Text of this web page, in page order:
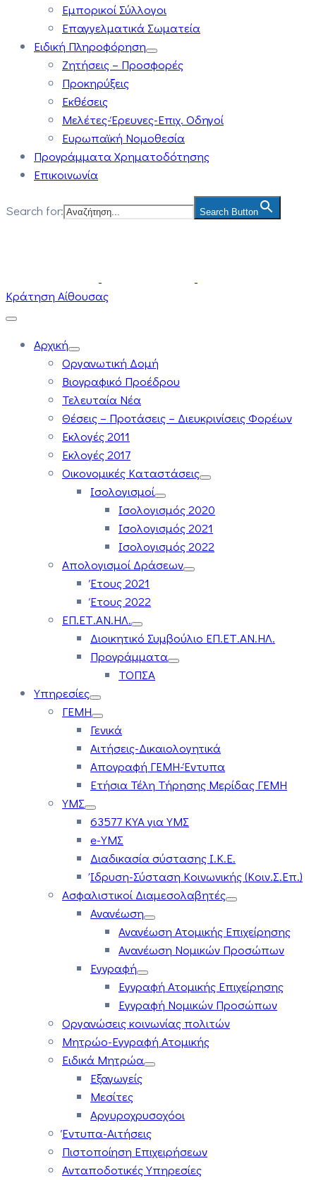
Εμπορικοί Σύλλογοι
Επαγγελματικά Σωματεία
Ειδική Πληροφόρηση
Ζητήσεις – Προσφορές
Προκηρύξεις
Εκθέσεις
Μελέτες-Έρευνες-Επιχ. Οδηγοί
Ευρωπαϊκή Νομοθεσία
Προγράμματα Χρηματοδότησης
Επικοινωνία
Search for: Search Button
Κράτηση Αίθουσας
Αρχική
Οργανωτική Δομή
Βιογραφικό Προέδρου
Τελευταία Νέα
Θέσεις – Προτάσεις – Διευκρινίσεις Φορέων
Εκλογές 2011
Εκλογές 2017
Οικονομικές Καταστάσεις
Ισολογισμοί
Ισολογισμός 2020
Ισολογισμός 2021
Ισολογισμός 2022
Απολογισμοί Δράσεων
Έτους 2021
Έτους 2022
ΕΠ.ΕΤ.ΑΝ.ΗΛ.
Διοικητικό Συμβούλιο ΕΠ.ΕΤ.ΑΝ.ΗΛ.
Προγράμματα
ΤΟΠΣΑ
Υπηρεσίες
ΓΕΜΗ
Γενικά
Αιτήσεις-Δικαιολογητικά
Απογραφή ΓΕΜΗ-Έντυπα
Ετήσια Τέλη Τήρησης Μερίδας ΓΕΜΗ
ΥΜΣ
63577 ΚΥΑ για ΥΜΣ
e-ΥΜΣ
Διαδικασία σύστασης Ι.Κ.Ε.
Ίδρυση-Σύσταση Κοινωνικής (Κοιν.Σ.Επ.)
Ασφαλιστικοί Διαμεσολαβητές
Ανανέωση
Ανανέωση Ατομικής Επιχείρησης
Ανανέωση Νομικών Προσώπων
Εγγραφή
Εγγραφή Ατομικής Επιχείρησης
Εγγραφή Νομικών Προσώπων
Οργανώσεις κοινωνίας πολιτών
Μητρώο-Εγγραφή Ατομικής
Ειδικά Μητρώα
Εξαγωγείς
Μεσίτες
Αργυροχρυσοχόοι
Έντυπα-Αιτήσεις
Πιστοποίηση Επιχειρήσεων
Ανταποδοτικές Υπηρεσίες